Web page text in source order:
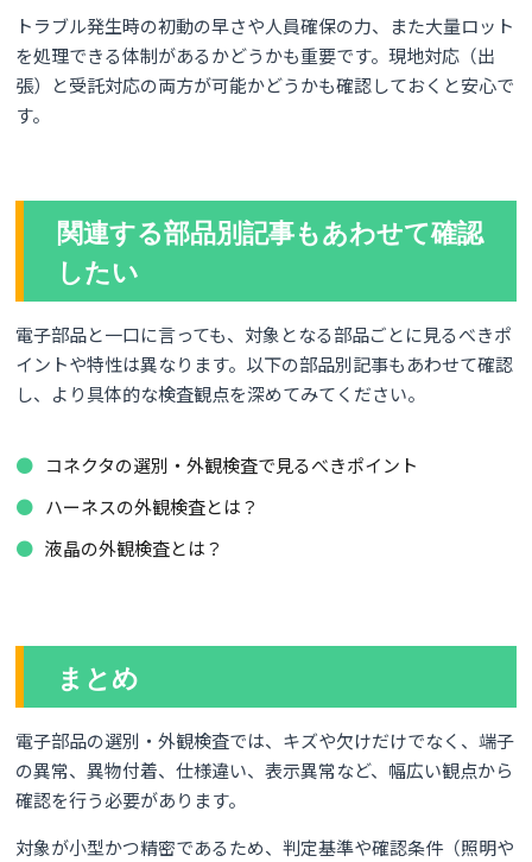
トラブル発生時の初動の早さや人員確保の力、また大量ロット
を処理できる体制があるかどうかも重要です。現地対応（出
張）と受託対応の両方が可能かどうかも確認しておくと安心で
す。
関連する部品別記事もあわせて確認
したい
電子部品と一口に言っても、対象となる部品ごとに見るべきポ
イントや特性は異なります。以下の部品別記事もあわせて確認
し、より具体的な検査観点を深めてみてください。
コネクタの選別・外観検査で見るべきポイント
ハーネスの外観検査とは？
液晶の外観検査とは？
まとめ
電子部品の選別・外観検査では、キズや欠けだけでなく、端子
の異常、異物付着、仕様違い、表示異常など、幅広い観点から
確認を行う必要があります。
対象が小型かつ精密であるため、判定基準や確認条件（照明や